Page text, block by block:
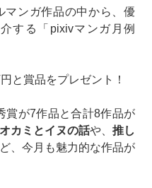
マンガ作品の中から、優
する「pixivマンガ月例
と賞品をプレゼント！
賞が7作品と合計8作品が
カミとイヌの話や、 推し
、今月も魅力的な作品が